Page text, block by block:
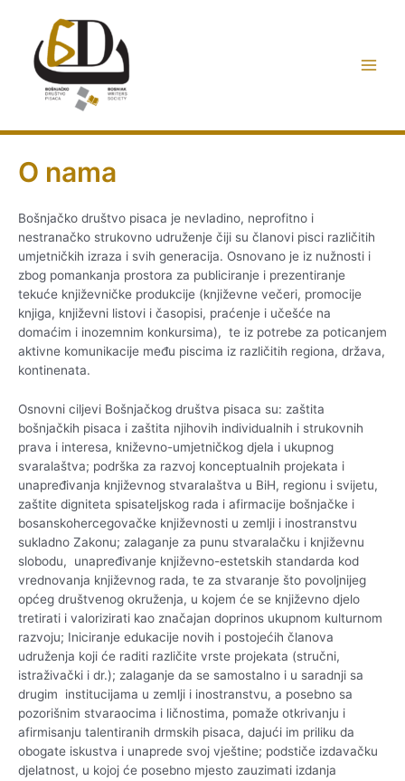
sadržaja
O nama
Bošnjačko društvo pisaca je nevladino, neprofitno i
nestranačko strukovno udruženje čiji su članovi pisci različitih
umjetničkih izraza i svih generacija. Osnovano je iz nužnosti i
zbog pomankanja prostora za publiciranje i prezentiranje
tekuće književničke produkcije (književne večeri, promocije
knjiga, književni listovi i časopisi, praćenje i učešće na
domaćim i inozemnim konkursima), te iz potrebe za poticanjem
aktivne komunikacije među piscima iz različitih regiona, država,
kontinenata.
Osnovni ciljevi Bošnjačkog društva pisaca su: zaštita
bošnjačkih pisaca i zaštita njihovih individualnih i strukovnih
prava i interesa, kniževno-umjetničkog djela i ukupnog
svaralaštva; podrška za razvoj konceptualnih projekata i
unapređivanja književnog stvaralaštva u BiH, regionu i svijetu,
zaštite digniteta spisateljskog rada i afirmacije bošnjačke i
bosanskohercegovačke književnosti u zemlji i inostranstvu
sukladno Zakonu; zalaganje za punu stvaralačku i književnu
slobodu, unapređivanje književno-estetskih standarda kod
vrednovanja književnog rada, te za stvaranje što povoljnijeg
općeg društvenog okruženja, u kojem će se književno djelo
tretirati i valorizirati kao značajan doprinos ukupnom kulturnom
razvoju; Iniciranje edukacije novih i postojećih članova
udruženja koji će raditi različite vrste projekata (stručni,
istraživački i dr.); zalaganje da se samostalno i u saradnji sa
drugim institucijama u zemlji i inostranstvu, a posebno sa
pozorišnim stvaraocima i ličnostima, pomaže otkrivanju i
afirmisanju talentiranih drmskih pisaca, dajući im priliku da
obogate iskustva i unaprede svoj vještine; podstiče izdavačku
djelatnost, u kojoj će posebno mjesto zauzimati izdanja